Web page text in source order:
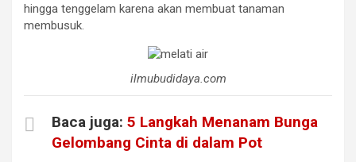
hingga tenggelam karena akan membuat tanaman
membusuk.
ilmubudidaya.com
Baca juga: 5 Langkah Menanam Bunga
Gelombang Cinta di dalam Pot